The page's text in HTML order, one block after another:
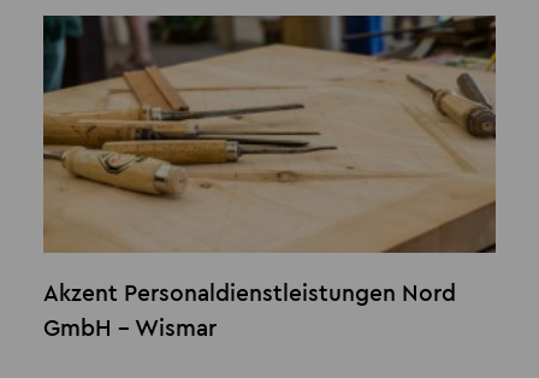
Akzent Personaldienstleistungen Nord
GmbH - Wismar